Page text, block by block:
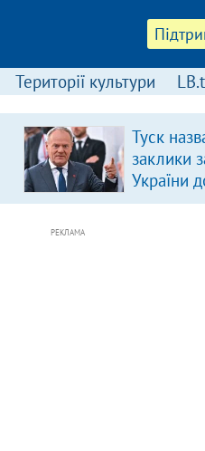
Території культури
Туск
заклики
України
РЕКЛАМА